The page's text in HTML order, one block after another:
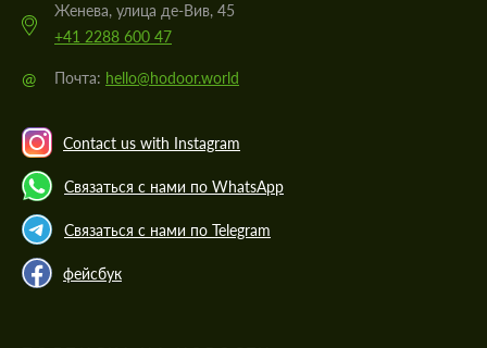
Женева, улица де-Вив, 45
+41 2288 600 47
@ Почта: hello@hodoor.world
Contact us with Instagram
Связаться с нами по WhatsApp
Связаться с нами по Telegram
фейсбук